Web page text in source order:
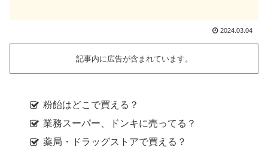
2024.03.04
記事内に広告が含まれています。
粉飴はどこで買える？
業務スーパー、ドンキに売ってる？
薬局・ドラッグストアで買える？